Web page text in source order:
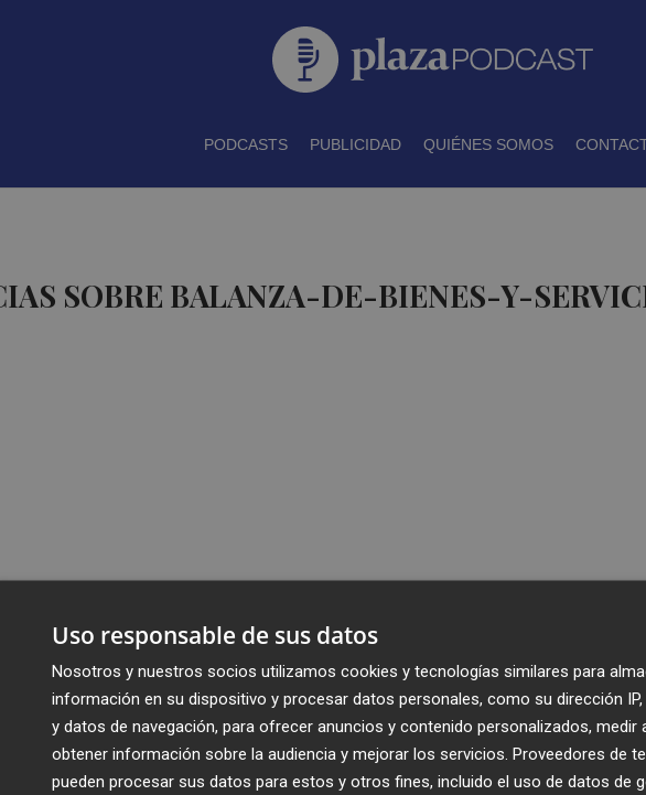
PODCASTS PUBLICIDAD QUIÉNES SOMOS
SOBRE BALANZA-DE-BIENES-Y-
Uso responsable de sus datos
Nosotros y nuestros socios utilizamos cookies y tecnologías similares para
información en su dispositivo y procesar datos personales, como su dirección
y datos de navegación, para ofrecer anuncios y contenido personalizados, medir
obtener información sobre la audiencia y mejorar los servicios. Proveedores de
pueden procesar sus datos para estos y otros fines, incluido el uso de datos de